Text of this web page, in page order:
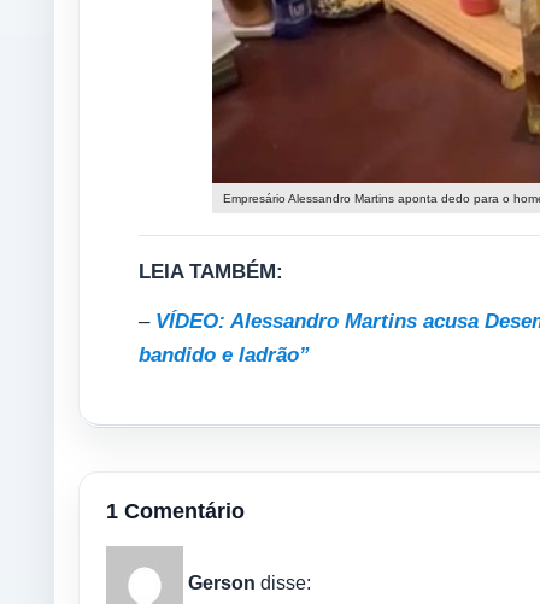
Empresário Alessandro Martins aponta dedo para o
LEIA TAMBÉM:
– VÍDEO: Alessandro Martins acusa
bandido e ladrão”
1 Comentário
Gerson disse: